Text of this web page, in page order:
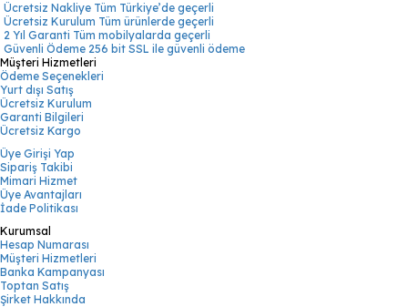
Ücretsiz Nakliye Tüm Türkiye’de geçerli
Ücretsiz Kurulum Tüm ürünlerde geçerli
2 Yıl Garanti Tüm mobilyalarda geçerli
Güvenli Ödeme 256 bit SSL ile güvenli ödeme
Müşteri Hizmetleri
Ödeme Seçenekleri
Yurt dışı Satış
Ücretsiz Kurulum
Garanti Bilgileri
Ücretsiz Kargo
Üye Girişi Yap
Sipariş Takibi
Mimari Hizmet
Üye Avantajları
İade Politikası
Kurumsal
Hesap Numarası
Müşteri Hizmetleri
Banka Kampanyası
Toptan Satış
Şirket Hakkında